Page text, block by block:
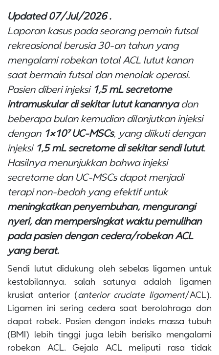
Updated 07/Jul/2026 .
Laporan kasus pada seorang pemain futsal
rekreasional berusia 30-an tahun yang
mengalami robekan total ACL lutut kanan
saat bermain futsal dan menolak operasi.
Pasien diberi injeksi 1,5 mLsecretome
intramuskular di sekitar lutut kanannyadan
beberapa bulan kemudian dilanjutkan injeksi
dengan 1×10⁷ UC-MSCs, yang diikuti dengan
injeksi 1,5 mLsecretome di sekitar sendi lutut.
Hasilnya menunjukkan bahwa injeksi
secretomedan UC-MSCs dapat menjadi
terapi non-bedah yang efektif untuk
meningkatkan penyembuhan, mengurangi
nyeri, dan mempersingkat waktu pemulihan
pada pasien dengan cedera/robekan ACL
yang berat.
Sendi lutut didukung oleh sebelas ligamen untuk
kestabilannya, salah satunya adalah ligamen
krusiat anterior (anterior cruciate ligament/ACL).
Ligamen ini sering cedera saat berolahraga dan
dapat robek. Pasien dengan indeks massa tubuh
(BMI) lebih tinggi juga lebih berisiko mengalami
robekan ACL. Gejala ACL meliputi rasa tidak